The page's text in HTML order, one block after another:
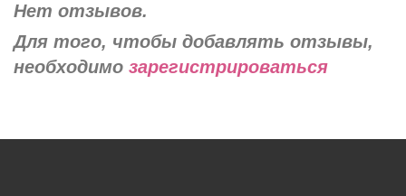
Нет отзывов.
Для того, чтобы добавлять отзывы,
необходимо зарегистрироваться